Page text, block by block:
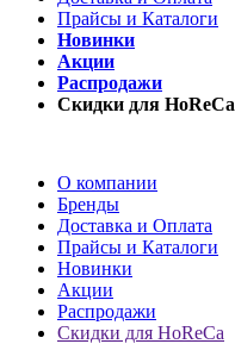
Прайсы и Каталоги
Новинки
Акции
Распродажи
Скидки для HoReCa
О компании
Бренды
Доставка и Оплата
Прайсы и Каталоги
Новинки
Акции
Распродажи
Скидки для HoReCa